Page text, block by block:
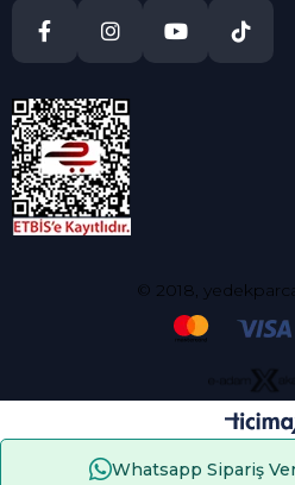
© 2018,
Whatsapp Sipariş